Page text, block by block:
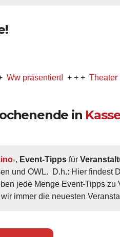
+ + + Theater + + +
in
-, Event-Tipps für
und OWL.  D.h.: Hier findest
jede Menge Event-Tipps
immer die neuesten